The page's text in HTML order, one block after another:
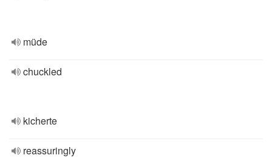
müde
chuckled
kicherte
reassuringly